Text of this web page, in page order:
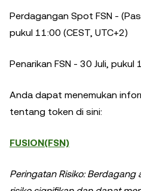
Perdagangan Spot FSN -
pukul 11:00 (CEST, UTC+2)
Penarikan FSN - 30 Juli, pukul
Anda dapat menemukan
tentang token di sini:
FUSION(FSN)
Peringatan Risiko: